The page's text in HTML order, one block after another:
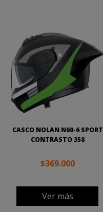
CASCO NOLAN N60-6 SPORT
CONTRASTO 358
$369.000
Ver más